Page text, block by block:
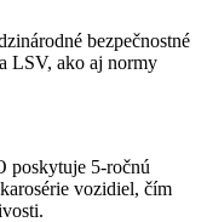
bezpečnostné
LSV, ako aj normy
poskytuje 5-ročnú
vozidiel, čím